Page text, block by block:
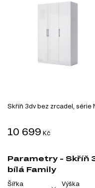
Skříň 3dv bez zrcadel, série
10 699 Kč
Parametry - Skříň
bílá Family
Šířka Výška